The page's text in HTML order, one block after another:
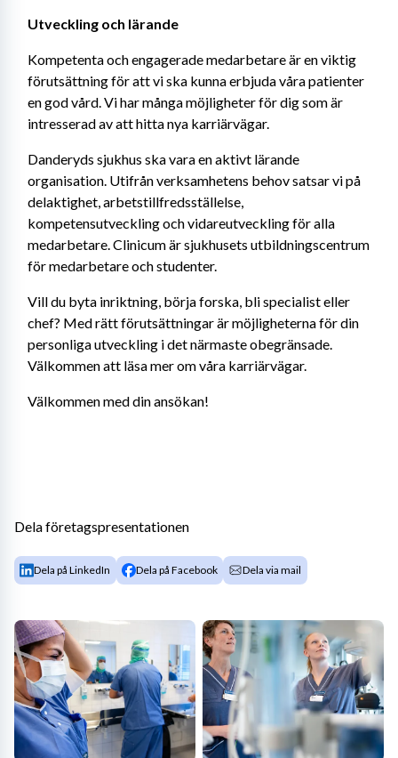
Utveckling och lärande
Kompetenta och engagerade medarbetare är en viktig
förutsättning för att vi ska kunna erbjuda våra patienter
en god vård. Vi har många möjligheter för dig som är
intresserad av att hitta nya karriärvägar.
Danderyds sjukhus ska vara en aktivt lärande
organisation. Utifrån verksamhetens behov satsar vi på
delaktighet, arbetstillfredsställelse,
kompetensutveckling och vidareutveckling för alla
medarbetare. Clinicum är sjukhusets utbildningscentrum
för medarbetare och studenter.
Vill du byta inriktning, börja forska, bli specialist eller
chef? Med rätt förutsättningar är möjligheterna för din
personliga utveckling i det närmaste obegränsade.
Välkommen att läsa mer om våra karriärvägar.
Välkommen med din ansökan!
Dela företagspresentationen
Dela på LinkedIn Dela på Facebook Dela via mail